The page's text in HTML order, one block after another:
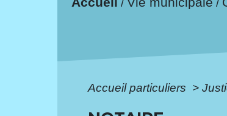
/ /
Accueil particuliers >